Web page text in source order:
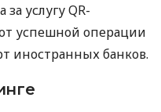
услугу QR-
от успешной операции
иностранных банков.